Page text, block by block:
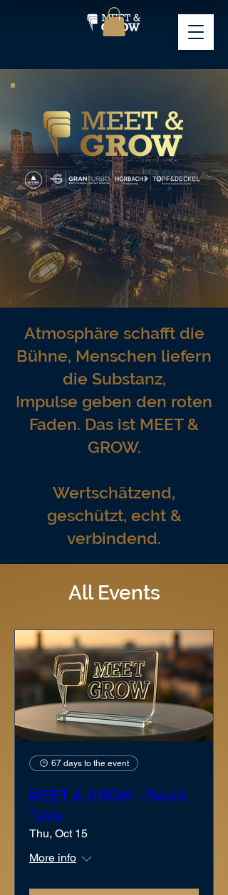
​Atmosphäre schafft die
Bühne, Menschen liefern
die Substanz,
Impulse geben den roten
Faden. Das ist MEET &
GROW.
Wertschätzend,
geschützt, echt &
verbindend.
All Events
67 days to the event
MEET & GROW - Round
Table
Thu, Oct 15
More info